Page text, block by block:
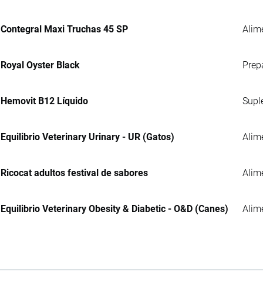
Contegral Maxi Truchas 45 SP
Royal Oyster Black
Hemovit B12 Líquido
Equilibrio Veterinary Urinary - UR (Gatos)
Ricocat adultos festival de sabores
Equilibrio Veterinary Obesity & Diabetic - O&D (Canes)